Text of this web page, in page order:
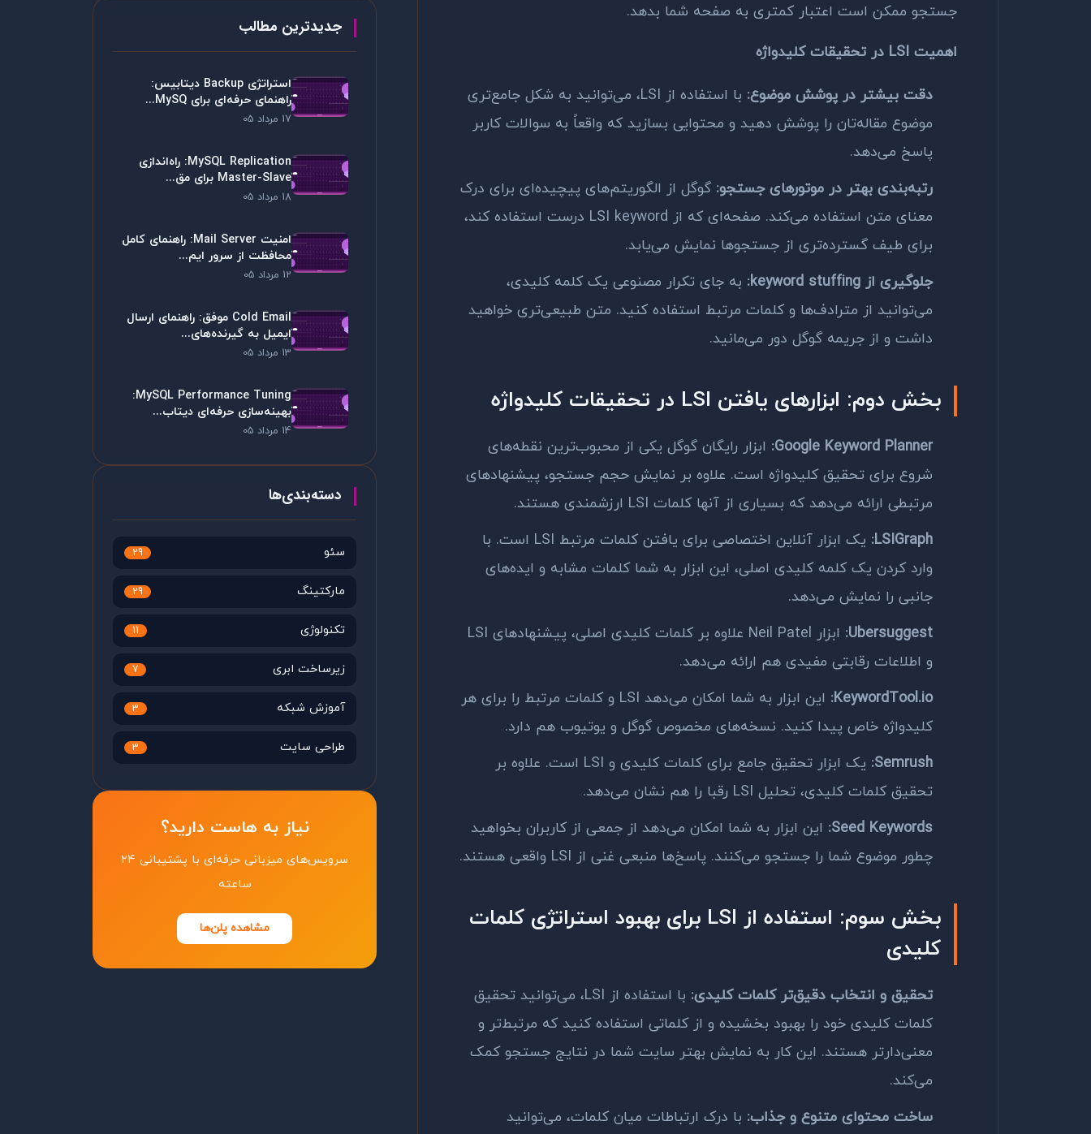
جستجو ممکن است اعتبار کمتری به صفحه شما بدهد.
اهمیت LSI در تحقیقات کلیدواژه
دقت بیشتر در پوشش موضوع: با استفاده از LSI، می‌توانید به شکل جامع‌تری
موضوع مقاله‌تان را پوشش دهید و محتوایی بسازید که واقعاً به سوالات کاربر
پاسخ می‌دهد.
رتبه‌بندی بهتر در موتورهای جستجو: گوگل از الگوریتم‌های پیچیده‌ای برای درک
معنای متن استفاده می‌کند. صفحه‌ای که از LSI keyword درست استفاده کند،
برای طیف گسترده‌تری از جستجوها نمایش می‌یابد.
جلوگیری از keyword stuffing:
به جای تکرار مصنوعی یک کلمه کلیدی،
می‌توانید از مترادف‌ها و کلمات مرتبط استفاده کنید. متن طبیعی‌تری خواهید
داشت و از جریمه گوگل دور می‌مانید.
بخش دوم: ابزارهای یافتن LSI در تحقیقات کلیدواژه
Google Keyword Planner
: ابزار رایگان گوگل یکی از محبوب‌ترین نقطه‌های
شروع برای تحقیق کلیدواژه است. علاوه بر نمایش حجم جستجو، پیشنهادهای
مرتبطی ارائه می‌دهد که بسیاری از آنها کلمات LSI ارزشمندی هستند.
LSIGraph
: یک ابزار آنلاین اختصاصی برای یافتن کلمات مرتبط LSI است. با
وارد کردن یک کلمه کلیدی اصلی، این ابزار به شما کلمات مشابه و ایده‌های
جانبی را نمایش می‌دهد.
Ubersuggest
: ابزار Neil Patel علاوه بر کلمات کلیدی اصلی، پیشنهادهای LSI
و اطلاعات رقابتی مفیدی هم ارائه می‌دهد.
KeywordTool.io
: این ابزار به شما امکان می‌دهد LSI و کلمات مرتبط را برای هر
کلیدواژه خاص پیدا کنید. نسخه‌های مخصوص گوگل و یوتیوب هم دارد.
Semrush
: یک ابزار تحقیق جامع برای کلمات کلیدی و LSI است. علاوه بر
تحقیق کلمات کلیدی، تحلیل LSI رقبا را هم نشان می‌دهد.
Seed Keywords
: این ابزار به شما امکان می‌دهد از جمعی از کاربران بخواهید
چطور موضوع شما را جستجو می‌کنند. پاسخ‌ها منبعی غنی از LSI واقعی هستند.
بخش سوم: استفاده از LSI برای بهبود استراتژی کلمات
کلیدی
تحقیق و انتخاب دقیق‌تر کلمات کلیدی: با استفاده از LSI، می‌توانید تحقیق
کلمات کلیدی خود را بهبود بخشیده و از کلماتی استفاده کنید که مرتبط‌تر و
معنی‌دارتر هستند. این کار به نمایش بهتر سایت شما در نتایج جستجو کمک
می‌کند.
ساخت محتوای متنوع و جذاب: با درک ارتباطات میان کلمات، می‌توانید
جدیدترین مطالب
استراتژی Backup دیتابیس:
راهنمای حرفه‌ای برای MySQ...
17 مرداد 05
MySQL Replication: راه‌اندازی
Master-Slave برای مق...
18 مرداد 05
امنیت Mail Server: راهنمای کامل
محافظت از سرور ایم...
12 مرداد 05
Cold Email موفق: راهنمای ارسال
ایمیل به گیرنده‌های...
13 مرداد 05
MySQL Performance Tuning:
بهینه‌سازی حرفه‌ای دیتاب...
14 مرداد 05
دسته‌بندی‌ها
سئو 29
مارکتینگ 29
تکنولوژی 11
زیرساخت ابری 7
آموزش شبکه 3
طراحی سایت 3
نیاز به هاست دارید؟
سرویس‌های میزبانی حرفه‌ای با پشتیبانی ۲۴
ساعته
مشاهده پلن‌ها